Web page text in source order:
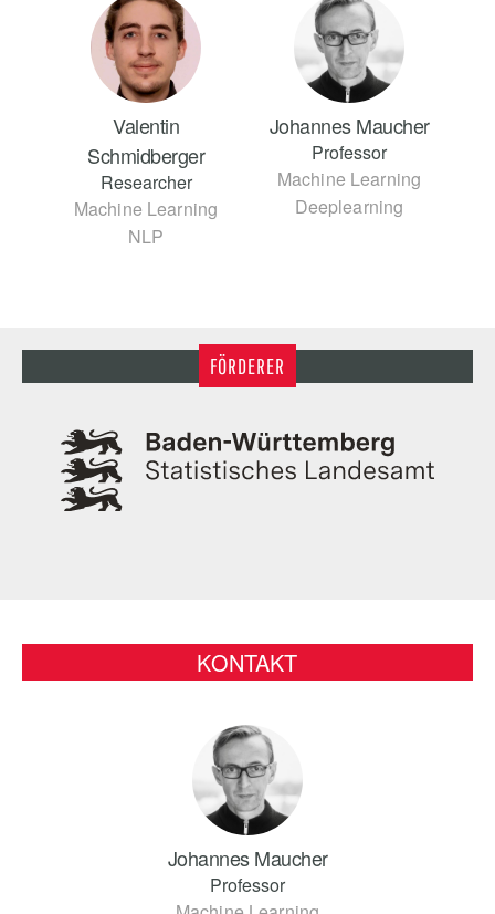
Valentin
Schmidberger
Researcher
Machine Learning
NLP
Johannes Maucher
Professor
Machine Learning
Deeplearning
FÖRDERER
KONTAKT
Johannes Maucher
Professor